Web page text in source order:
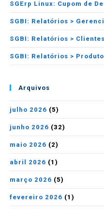
SGErp Linux: Cupom de
SGBI: Relatórios >
SGBI: Relatórios > Clientes
SGBI: Relatórios >
Arquivos
julho 2026 (5)
junho 2026 (32)
maio 2026 (2)
abril 2026 (1)
março 2026 (5)
fevereiro 2026 (1)